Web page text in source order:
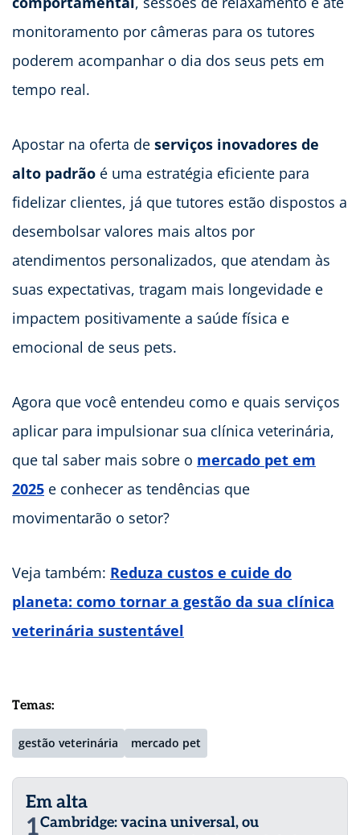
monitoramento por câmeras para os tutores
poderem acompanhar o dia dos seus pets em
tempo real.
Apostar na oferta de serviços inovadores de
alto padrão é uma estratégia eficiente para
fidelizar clientes, já que tutores estão dispostos a
desembolsar valores mais altos por
atendimentos personalizados, que atendam às
suas expectativas, tragam mais longevidade e
impactem positivamente a saúde física e
emocional de seus pets.
Agora que você entendeu como e quais serviços
aplicar para impulsionar sua clínica veterinária,
que tal saber mais sobre o mercado pet em
2025 e conhecer as tendências que
movimentarão o setor?
Veja também: Reduza custos e cuide do
planeta: como tornar a gestão da sua clínica
veterinária sustentável
Temas:
gestão veterinária mercado pet
Em alta
1Cambridge: vacina universal, ou